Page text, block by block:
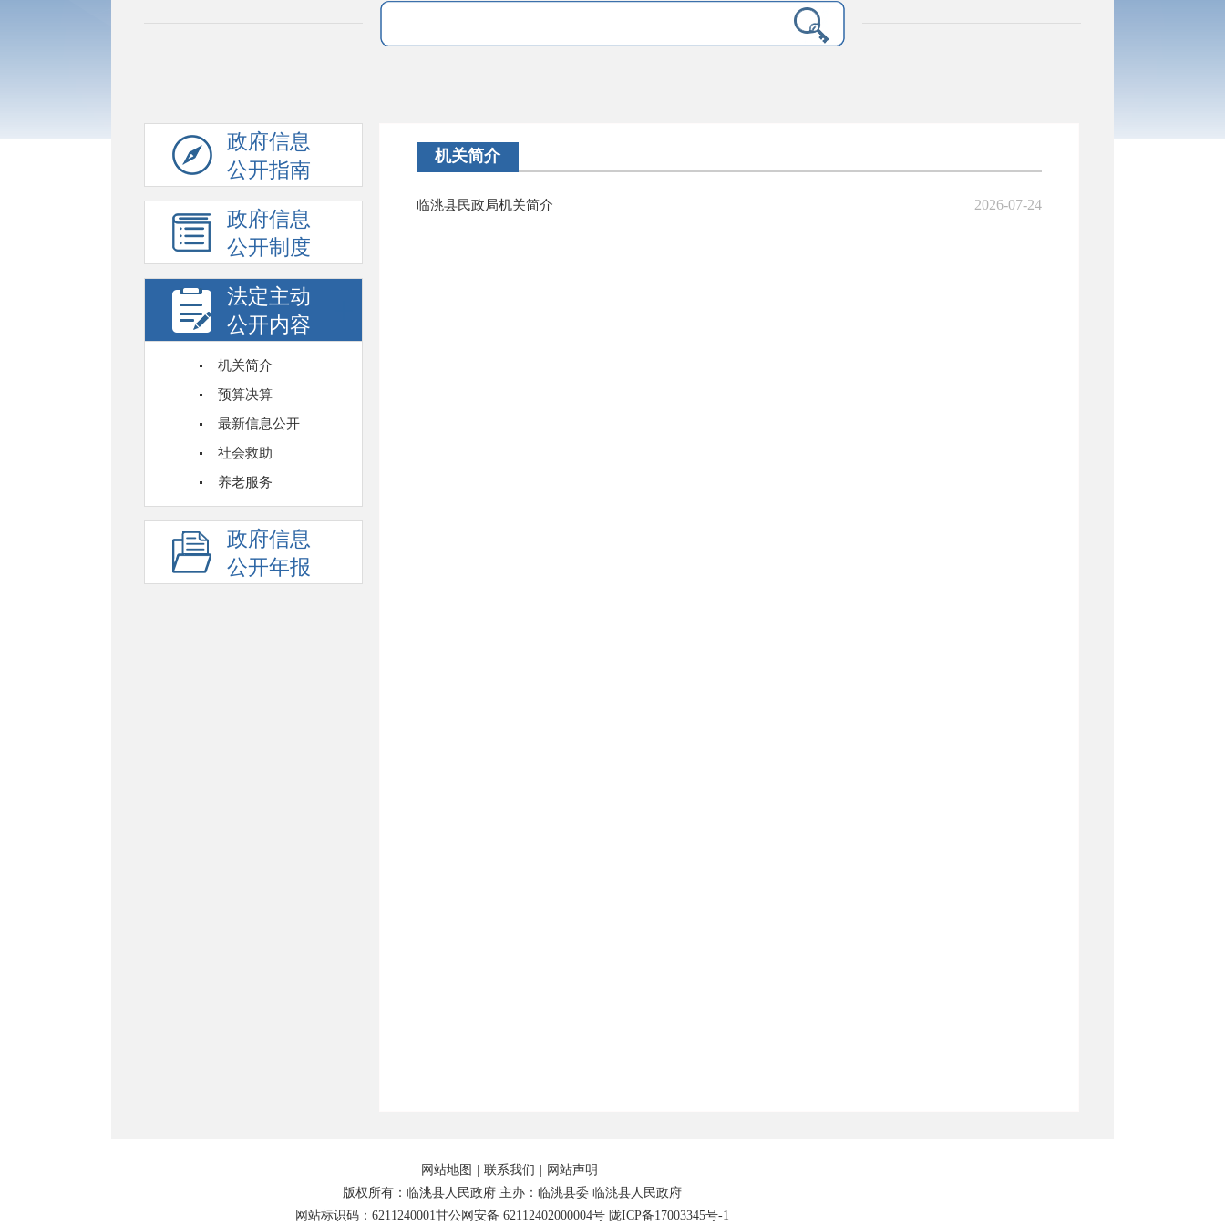
政府信息
公开指南
政府信息
公开制度
法定主动
公开内容
机关简介
预算决算
最新信息公开
社会救助
养老服务
政府信息
公开年报
机关简介
临洮县民政局机关简介 2026-07-24
网站地图 联系我们
网站声明
版权所有：临洮县人民政府 主办：临洮县委 临洮县人民政府
网站标识码：6211240001甘公网安备 62112402000004号 陇ICP备17003345号-1